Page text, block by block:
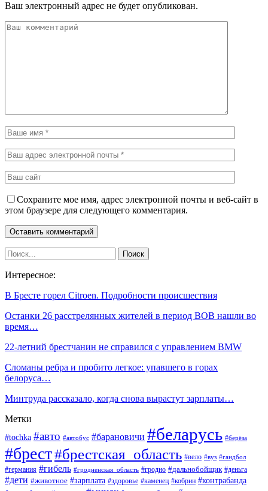
Ваш электронный адрес не будет опубликован.
Сохраните мое имя, адрес электронной почты и веб-сайт в
этом браузере для следующего комментария.
Интересное:
В Бресте горел Citroen. Подробности происшествия
Останки 26 расстрелянных жителей в период ВОВ нашли во
время…
22-летний брестчанин не справился с управлением BMW
Сломаны ребра и пробито легкое: упавшего в горах
белоруса…
Минтруда рассказало, когда снова вырастут зарплаты…
Метки
#tochka #авто #автобус #барановичи #беларусь #берёза
#брест#брестская_область #вело #вуз #гандбол
#германия #гибель #гродненская_область #гродно #дальнобойщик #деньга
#дети #животное #зарплата #здоровье #каменец #кобрин #контрабанда